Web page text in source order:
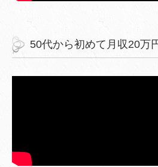
50代から初めて月収20万